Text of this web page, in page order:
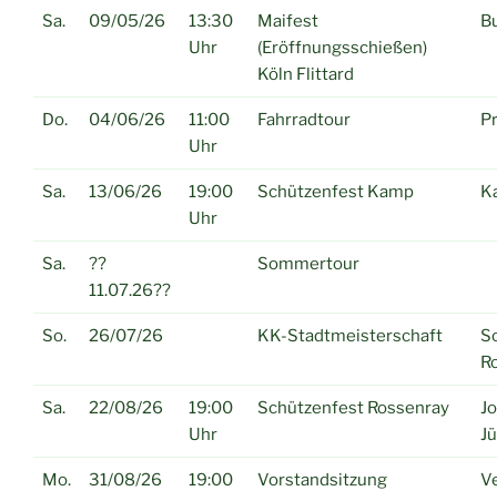
Sa. 09/05/26
13:30
Uhr
Maifest
(Eröffnungsschießen)
Köln Flittard
Do. 04/06/26
11:00
Uhr
Fahrradtour
Sa. 13/06/26
19:00
Uhr
Schützenfest Kamp
Sa.
??
11.07.26??
Sommertour
So. 26/07/26 KK-Stadtmeisterschaft
Sa. 22/08/26
19:00
Uhr
Schützenfest Rossenray
Mo. 31/08/26
19:00
Vorstandsitzung